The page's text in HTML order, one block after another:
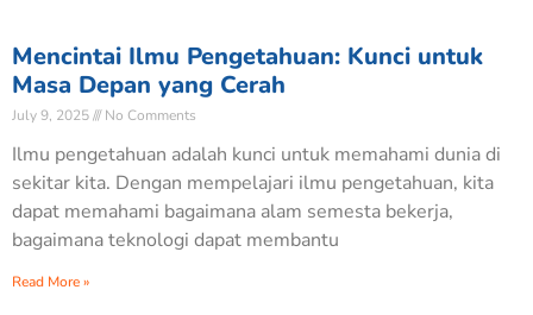
Mencintai Ilmu Pengetahuan: Kunci untuk
Masa Depan yang Cerah
July 9, 2025 No Comments
Ilmu pengetahuan adalah kunci untuk memahami dunia di
sekitar kita. Dengan mempelajari ilmu pengetahuan, kita
dapat memahami bagaimana alam semesta bekerja,
bagaimana teknologi dapat membantu
Read More »